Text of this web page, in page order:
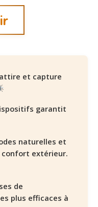
et capture
garantit
naturelles et
confort extérieur.
de
plus efficaces à